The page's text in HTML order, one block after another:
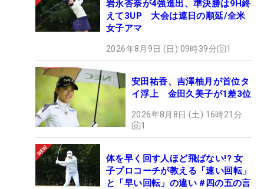
岩永杏奈が4強進出、準決勝は9H終
えて3UP 大会は連日の順延/全米
女子アマ
2026年8月9日 (日) 09時39分 1
安田祐香、吉澤柚月が首位タ
イ浮上 金田久美子が1差3位
2026年8月8日 (土) 16時21分
1
体を早く回す人ほど飛ばない!? 女
子プロコーチが教える「速い回転」
と「早い回転」の違い #四の五の言